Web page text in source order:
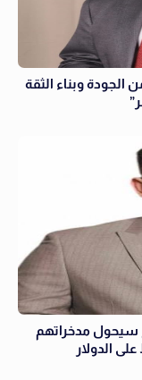
الجودة وبناء الثقة
سيحول مدخراتهم
الدولار